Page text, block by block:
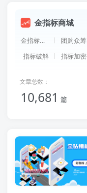
金指标商城
金指标商城 团购众筹
指标破解
指标加密
文章总数：
10,681 篇